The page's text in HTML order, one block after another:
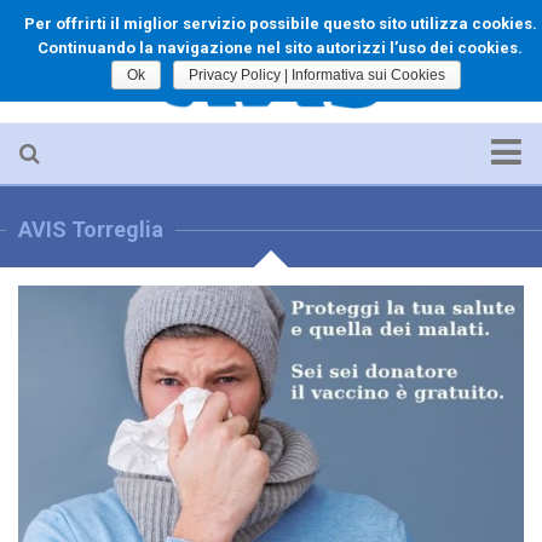
Cenni Scientifici
Per chi vuole donare
Scopri Torreglia
Storia di Torreglia
Come Arrivare
AVIS Torreglia
Per offrirti il miglior servizio possibile questo sito utilizza cookies.
Continuando la navigazione nel sito autorizzi l’uso dei cookies.
Ok Privacy Policy | Informativa sui Cookies